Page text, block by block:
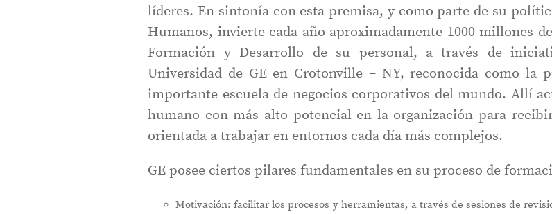
líderes. En sintonía con esta premisa, y como parte de su
Humanos, invierte cada año aproximadamente 1000 millones
Formación y Desarrollo de su personal, a través de
Universidad de GE en Crotonville – NY, reconocida como la
importante escuela de negocios corporativos del mundo. Allí
humano con más alto potencial en la organización para
orientada a trabajar en entornos cada día más complejos.
GE posee ciertos pilares fundamentales en su proceso de
Motivación: facilitar los procesos y herramientas, a través de sesiones de